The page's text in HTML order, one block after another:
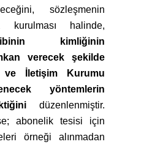
sözleşmenin
kurulması halinde,
kimliğinin
verecek şekilde
ve İletişim Kurumu
yöntemlerin
düzenlenmiştir.
abonelik tesisi için
örneği alınmadan